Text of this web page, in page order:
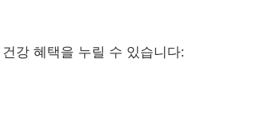
강 혜택을 누릴 수 있습니다: